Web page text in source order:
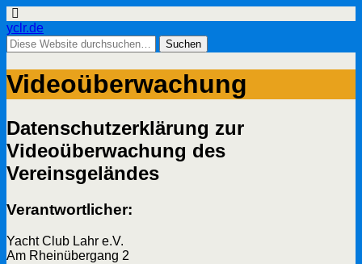
yclr.de
Videoüberwachung
Datenschutzerklärung zur
Videoüberwachung des
Vereinsgeländes
Verantwortlicher:
Yacht Club Lahr e.V.
Am Rheinübergang 2